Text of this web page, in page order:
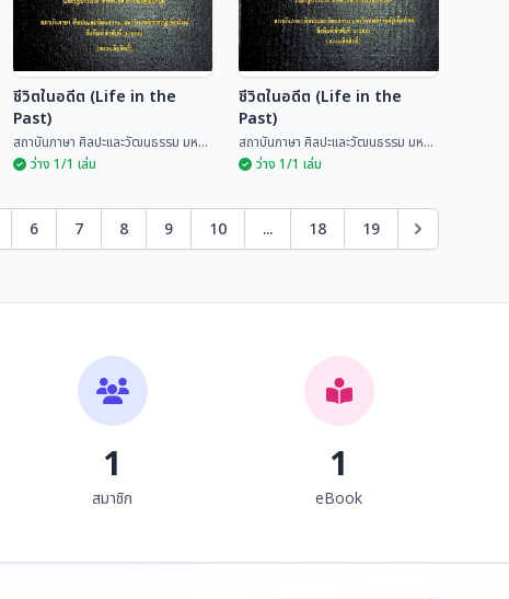
ชีวิตในอดีต (Life in the
Past)
สถาบันภาษา ศิลปะและวัฒนธรรม มห...
ว่าง 1/1 เล่ม
ชีวิตในอดีต (Life in the
Past)
สถาบันภาษา ศิลปะและวัฒนธรรม มห...
ว่าง 1/1 เล่ม
6 7 8 9 10 ... 18 19
1
สมาชิก
1
eBook